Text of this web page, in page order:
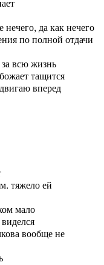
нечего, да как нечего
по полной отдачи
всю жизнь
тащится
вперед
тяжело ей
мало
вообще не